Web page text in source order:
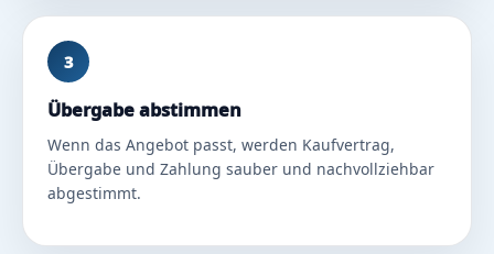
3
Übergabe abstimmen
Wenn das Angebot passt, werden Kaufvertrag,
Übergabe und Zahlung sauber und nachvollziehbar
abgestimmt.